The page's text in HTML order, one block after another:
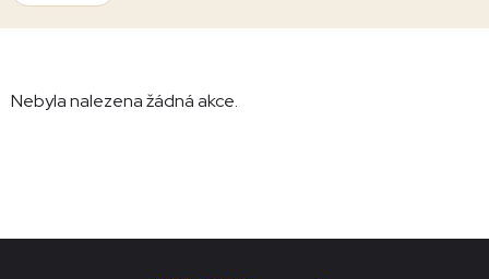
Nebyla nalezena žádná akce.